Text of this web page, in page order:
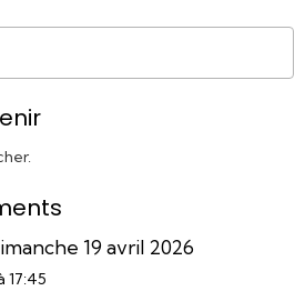
19 avril 2026
17:45